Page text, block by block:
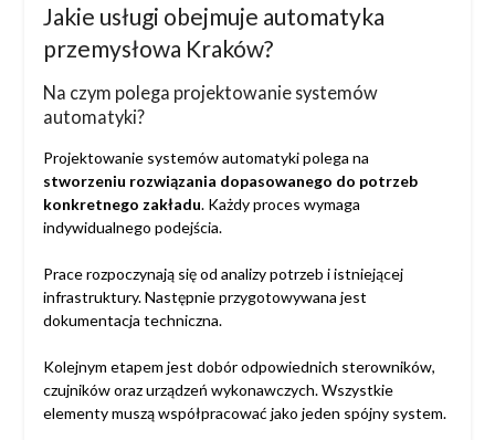
Jakie usługi obejmuje automatyka
przemysłowa Kraków?
Na czym polega projektowanie systemów
automatyki?
Projektowanie systemów automatyki polega na
stworzeniu rozwiązania dopasowanego do potrzeb
konkretnego zakładu. Każdy proces wymaga
indywidualnego podejścia.
Prace rozpoczynają się od analizy potrzeb i istniejącej
infrastruktury. Następnie przygotowywana jest
dokumentacja techniczna.
Kolejnym etapem jest dobór odpowiednich sterowników,
czujników oraz urządzeń wykonawczych. Wszystkie
elementy muszą współpracować jako jeden spójny system.